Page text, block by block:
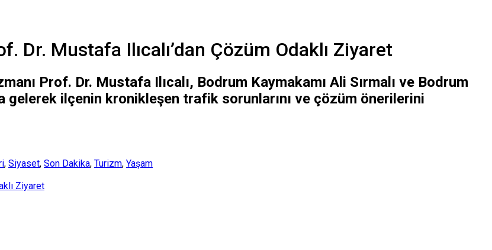
Dr. Mustafa Ilıcalı’dan Çözüm Odaklı Ziyaret
Prof. Dr. Mustafa Ilıcalı, Bodrum Kaymakamı Ali Sırmalı ve Bodrum
gelerek ilçenin kronikleşen trafik sorunlarını ve çözüm önerilerini
, Siyaset, Son Dakika, Turizm, Yaşam